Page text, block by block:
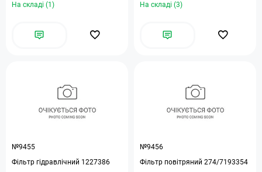
На складі (1) На складі (3)
№9455
Фільтр гідравлічний 1227386
№9456
Фільтр повітряний 274/7193354